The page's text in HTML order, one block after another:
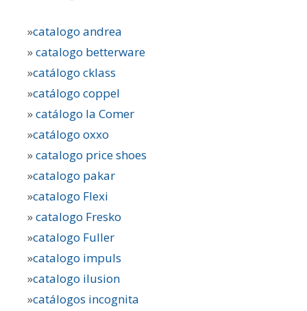
»catalogo andrea
»catalogo betterware
»catálogo cklass
»catálogo coppel
»catálogo la Comer
»catálogo oxxo
»catalogo price shoes
»catalogo pakar
»catalogo Flexi
»catalogo Fresko
»catalogo Fuller
»catalogo impuls
»catalogo ilusion
»catálogos incognita